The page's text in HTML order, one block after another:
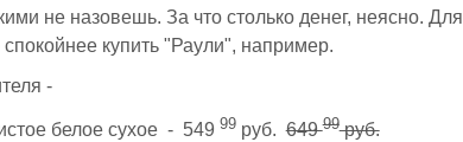
не назовешь. За что столько денег, неясно. Для
купить "Раули", например.
-
белое сухое - 549 99руб.64999руб.